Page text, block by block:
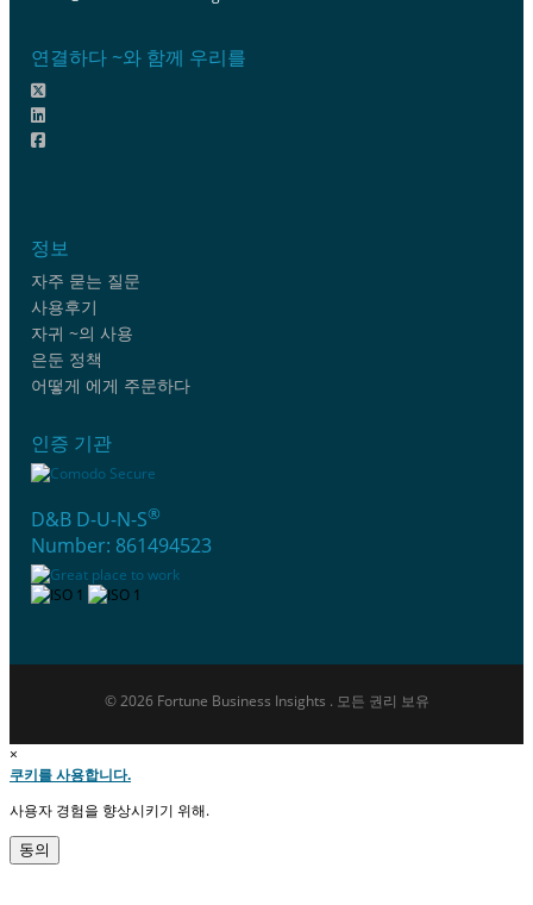
연결하다 ~와 함께 우리를
정보
자주 묻는 질문
사용후기
자귀 ~의 사용
은둔 정책
어떻게 에게 주문하다
인증 기관
D&B D-U-N-S®
Number: 861494523
© 2026 Fortune Business Insights . 모든 권리 보유
×
쿠키를 사용합니다.
사용자 경험을 향상시키기 위해.
동의